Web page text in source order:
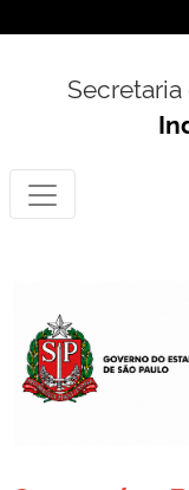
Secretaria